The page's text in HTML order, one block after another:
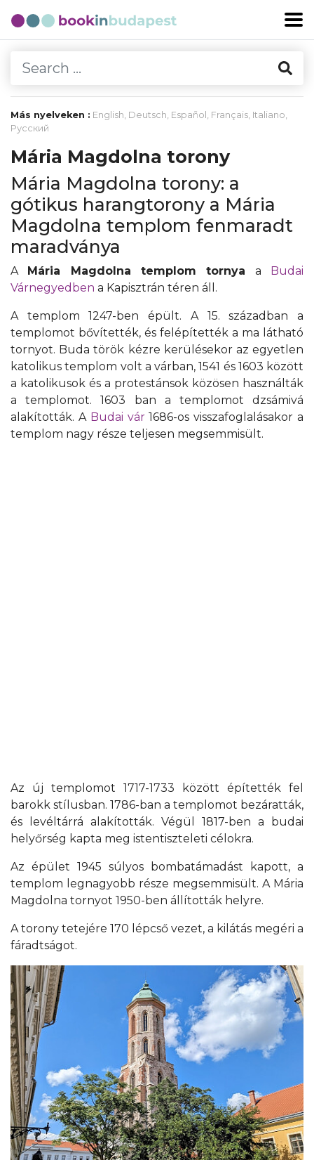
Más nyelveken : English, Deutsch, Español , Français, Italiano,
Русский
Mária Magdolna torony
Mária Magdolna torony: a
gótikus harangtorony a Mária
Magdolna templom fenmaradt
maradványa
A Mária Magdolna templom tornya a Budai
Várnegyedben a Kapisztrán téren áll.
A templom 1247-ben épült. A 15. században a
templomot bővítették, és felépítették a ma látható
tornyot. Buda török kézre kerülésekor az egyetlen
katolikus templom volt a várban, 1541 és 1603 között
a katolikusok és a protestánsok közösen használták
a templomot. 1603 ban a templomot dzsámivá
alakították. A Budai vár1686-os visszafoglalásakor a
templom nagy része teljesen megsemmisült.
Az új templomot 1717-1733 között építették fel
barokk stílusban. 1786-ban a templomot bezáratták,
és levéltárrá alakították. Végül 1817-ben a budai
helyőrség kapta meg istentiszteleti célokra.
Az épület 1945 súlyos bombatámadást kapott, a
templom legnagyobb része megsemmisült. A Mária
Magdolna tornyot 1950-ben állították helyre.
A torony tetejére 170 lépcső vezet, a kilátás megéri a
fáradtságot.